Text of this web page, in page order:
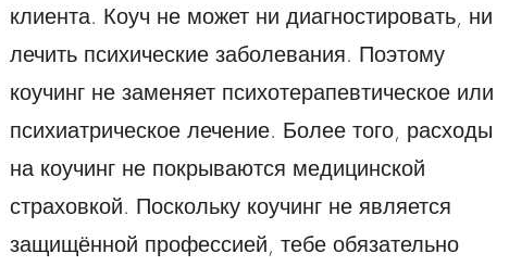
клиента. Коуч не может ни диагностировать, ни
лечить психические заболевания. Поэтому
коучинг не заменяет психотерапевтическое или
психиатрическое лечение. Более того, расходы
на коучинг не покрываются медицинской
страховкой. Поскольку коучинг не является
защищённой профессией, тебе обязательно